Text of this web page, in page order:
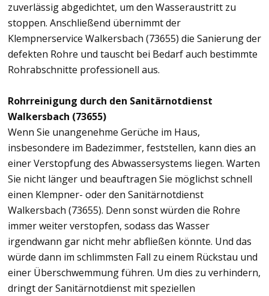
zuverlässig abgedichtet, um den Wasseraustritt zu
stoppen. Anschließend übernimmt der
Klempnerservice Walkersbach (73655) die Sanierung der
defekten Rohre und tauscht bei Bedarf auch bestimmte
Rohrabschnitte professionell aus.
Rohrreinigung durch den Sanitärnotdienst
Walkersbach (73655)
Wenn Sie unangenehme Gerüche im Haus,
insbesondere im Badezimmer, feststellen, kann dies an
einer Verstopfung des Abwassersystems liegen. Warten
Sie nicht länger und beauftragen Sie möglichst schnell
einen Klempner- oder den Sanitärnotdienst
Walkersbach (73655). Denn sonst würden die Rohre
immer weiter verstopfen, sodass das Wasser
irgendwann gar nicht mehr abfließen könnte. Und das
würde dann im schlimmsten Fall zu einem Rückstau und
einer Überschwemmung führen. Um dies zu verhindern,
dringt der Sanitärnotdienst mit speziellen